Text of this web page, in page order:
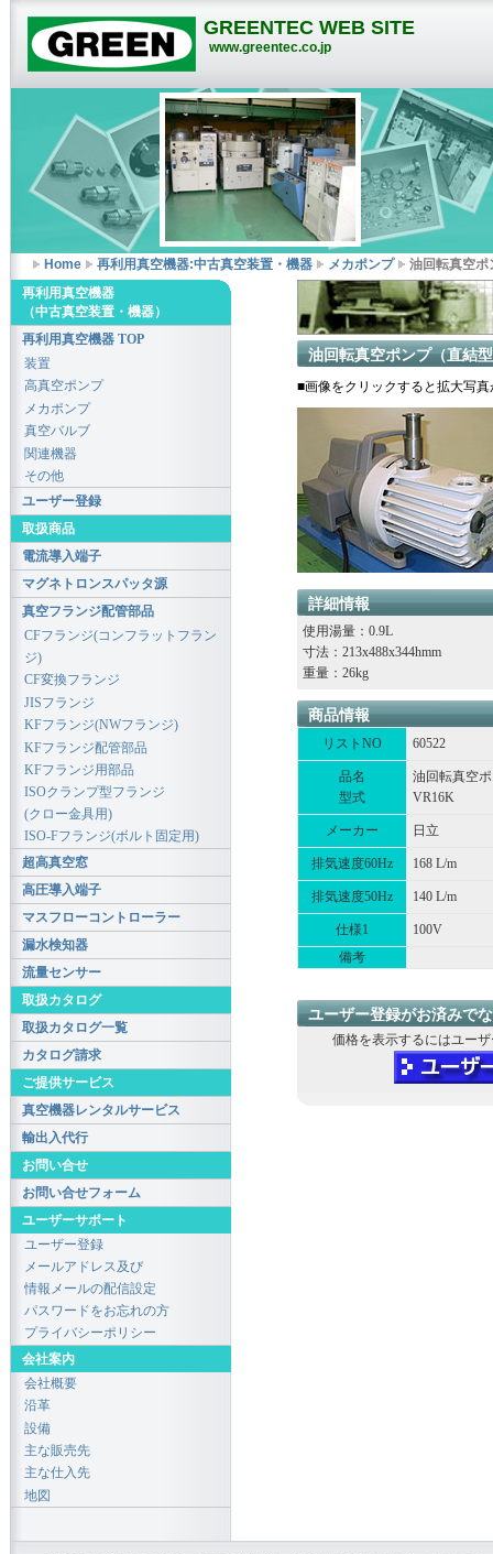
GREENTEC WEB SITE
www.greentec.co.jp
Home 再利用真空機器:中古真空装置・機器 メカポンプ 油回転真空
油回転真空ポンプ（直結
■画像をクリックすると拡大写
詳細情報
使用湯量：0.9L
寸法：213x488x344hmm
重量：26kg
商品情報
リストNO 60522
品名
型式
油回転真空
VR16K
メーカー 日立
排気速度60Hz 168 L/m
排気速度50Hz 140 L/m
仕様1
100V
備考
ユーザー登録がお済みで
価格を表示するにはユー
再利用真空機器
（中古真空装置・機器）
再利用真空機器 TOP
装置
高真空ポンプ
メカポンプ
真空バルブ
関連機器
その他
ユーザー登録
取扱商品
電流導入端子
マグネトロンスパッタ源
真空フランジ配管部品
CFフランジ(コンフラットフラン
ジ)
CF変換フランジ
JISフランジ
KFフランジ(NWフランジ)
KFフランジ配管部品
KFフランジ用部品
ISOクランプ型フランジ
(クロー金具用)
ISO-Fフランジ(ボルト固定用)
超高真空窓
高圧導入端子
マスフローコントローラー
漏水検知器
流量センサー
取扱カタログ
取扱カタログ一覧
カタログ請求
ご提供サービス
真空機器レンタルサービス
輸出入代行
お問い合せ
お問い合せフォーム
ユーザーサポート
ユーザー登録
メールアドレス及び
情報メールの配信設定
パスワードをお忘れの方
プライバシーポリシー
会社案内
会社概要
沿革
設備
主な販売先
主な仕入先
地図